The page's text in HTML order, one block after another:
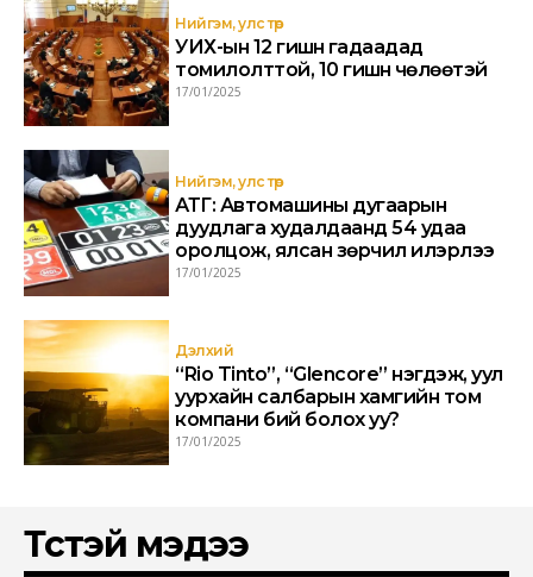
Нийгэм, улс төр
УИХ-ын 12 гишүүн гадаадад
томилолттой, 10 гишүүн чөлөөтэй
17/01/2025
Нийгэм, улс төр
АТГ: Автомашины дугаарын
дуудлага худалдаанд 54 удаа
оролцож, ялсан зөрчил илэрлээ
17/01/2025
Дэлхий
“Rio Tinto”, “Glencore” нэгдэж, уул
уурхайн салбарын хамгийн том
компани бий болох уу?
17/01/2025
Төстэй мэдээ